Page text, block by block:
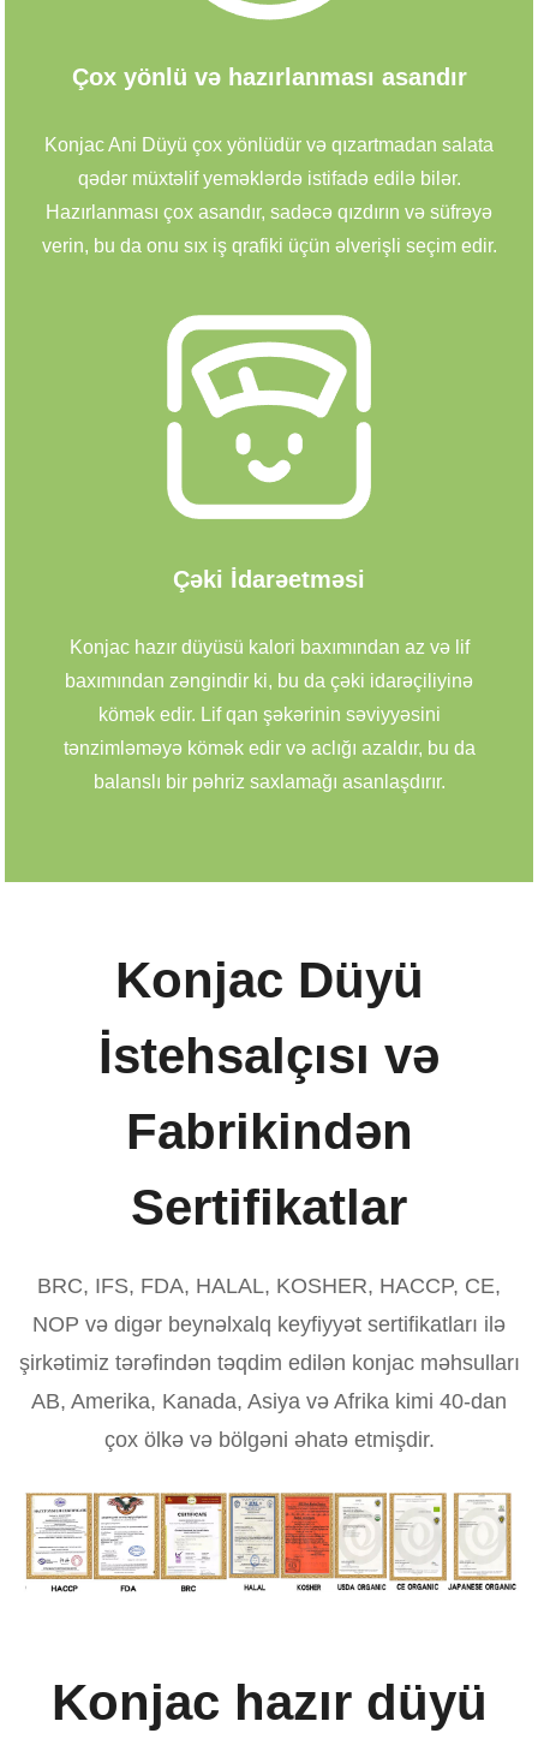
Çox yönlü və hazırlanması asandır
Konjac Ani Düyü çox yönlüdür və qızartmadan salata
qədər müxtəlif yeməklərdə istifadə edilə bilər.
Hazırlanması çox asandır, sadəcə qızdırın və süfrəyə
verin, bu da onu sıx iş qrafiki üçün əlverişli seçim edir.
Çəki İdarəetməsi
Konjac hazır düyüsü kalori baxımından az və lif
baxımından zəngindir ki, bu da çəki idarəçiliyinə
kömək edir. Lif qan şəkərinin səviyyəsini
tənzimləməyə kömək edir və aclığı azaldır, bu da
balanslı bir pəhriz saxlamağı asanlaşdırır.
Konjac Düyü
İstehsalçısı və
Fabrikindən
Sertifikatlar
BRC, IFS, FDA, HALAL, KOSHER, HACCP, CE,
NOP və digər beynəlxalq keyfiyyət sertifikatları ilə
şirkətimiz tərəfindən təqdim edilən konjac məhsulları
AB, Amerika, Kanada, Asiya və Afrika kimi 40-dan
çox ölkə və bölgəni əhatə etmişdir.
Konjac hazır düyü